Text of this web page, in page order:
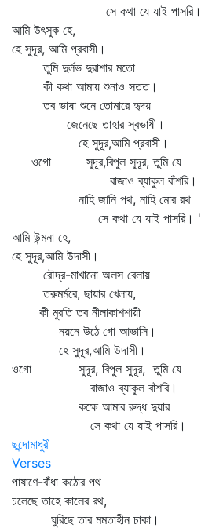
সে কথা যে যাই পাসরি।
আমি উৎসুক হে,
হে সুদূর, আমি প্রবাসী।
তুমি দুর্লভ দুরাশার মতো
কী কথা আমায় শুনাও সতত।
তব ভাষা শুনে তোমারে হৃদয়
জেনেছে তাহার স্বভাষী।
হে সুদূর,আমি প্রবাসী।
ওগো সুদূর,বিপুল সুদূর, তুমি যে
বাজাও ব্যাকুল বাঁশরি।
নাহি জানি পথ, নাহি মোর রথ
সে কথা যে যাই পাসরি। '
আমি উন্মনা হে,
হে সুদূর,আমি উদাসী।
রৌদ্র-মাখানো অলস বেলায়
তরুমর্মরে, ছায়ার খেলায়,
কী মুরতি তব নীলাকাশশায়ী
নয়নে উঠে গো আভাসি।
হে সুদূর,আমি উদাসী।
ওগো সুদূর, বিপুল সুদূর, তুমি যে
বাজাও ব্যাকুল বাঁশরি।
কক্ষে আমার রুদ্ধ দুয়ার
সে কথা যে যাই পাসরি।
ছন্দোমাধুরী
Verses
পাষাণে-বাঁধা কঠোর পথ
চলেছে তাহে কালের রথ,
ঘুরিছে তার মমতাহীন চাকা।